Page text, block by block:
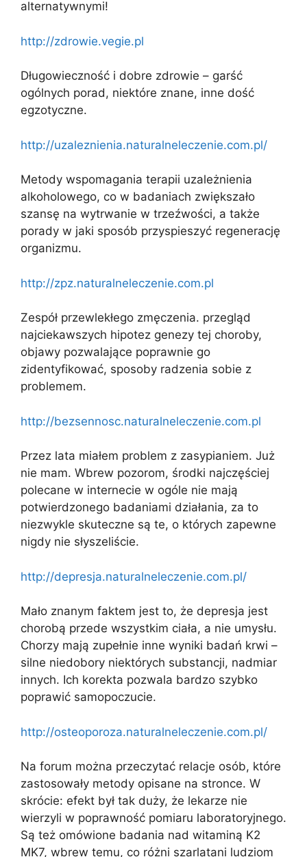
alternatywnymi!
http://zdrowie.vegie.pl
Długowieczność i dobre zdrowie – garść
ogólnych porad, niektóre znane, inne dość
egzotyczne.
http://uzaleznienia.naturalneleczenie.com.pl/
Metody wspomagania terapii uzależnienia
alkoholowego, co w badaniach zwiększało
szansę na wytrwanie w trzeźwości, a także
porady w jaki sposób przyspieszyć regenerację
organizmu.
http://zpz.naturalneleczenie.com.pl
Zespół przewlekłego zmęczenia. przegląd
najciekawszych hipotez genezy tej choroby,
objawy pozwalające poprawnie go
zidentyfikować, sposoby radzenia sobie z
problemem.
http://bezsennosc.naturalneleczenie.com.pl
Przez lata miałem problem z zasypianiem. Już
nie mam. Wbrew pozorom, środki najczęściej
polecane w internecie w ogóle nie mają
potwierdzonego badaniami działania, za to
niezwykle skuteczne są te, o których zapewne
nigdy nie słyszeliście.
http://depresja.naturalneleczenie.com.pl/
Mało znanym faktem jest to, że depresja jest
chorobą przede wszystkim ciała, a nie umysłu.
Chorzy mają zupełnie inne wyniki badań krwi –
silne niedobory niektórych substancji, nadmiar
innych. Ich korekta pozwala bardzo szybko
poprawić samopoczucie.
http://osteoporoza.naturalneleczenie.com.pl/
Na forum można przeczytać relacje osób, które
zastosowały metody opisane na stronce. W
skrócie: efekt był tak duży, że lekarze nie
wierzyli w poprawność pomiaru laboratoryjnego.
Są też omówione badania nad witaminą K2
MK7, wbrew temu, co różni szarlatani ludziom